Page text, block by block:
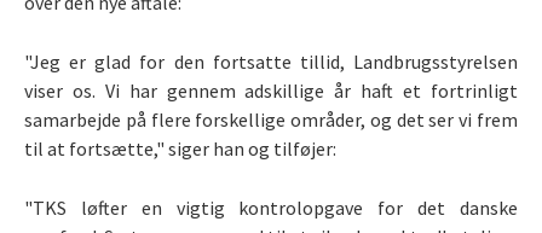
"Jeg er glad for den fortsatte tillid, Landbrugsstyrelsen
viser os. Vi har gennem adskillige år haft et fortrinligt
samarbejde på flere forskellige områder, og det ser vi frem
til at fortsætte," siger han og tilføjer:
"TKS løfter en vigtig kontrolopgave for det danske